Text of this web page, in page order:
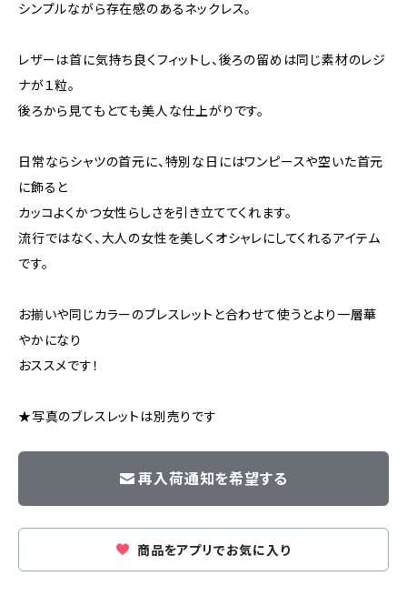
シンプルながら存在感のあるネックレス。
レザーは首に気持ち良くフィットし、後ろの留めは同じ素材のレジ
ナが１粒。
後ろから見てもとても美人な仕上がりです。
日常ならシャツの首元に、特別な日にはワンピースや空いた首元
に飾ると
カッコよくかつ女性らしさを引き立ててくれます。
流行ではなく、大人の女性を美しくオシャレにしてくれるアイテム
です。
お揃いや同じカラーのブレスレットと合わせて使うとより一層華
やかになり
おススメです！
★写真のブレスレットは別売りです
再入荷通知を希望する
商品をアプリでお気に入り